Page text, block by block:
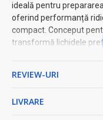
ideală pentru
oferind performanță
compact. Conceput
transformă lichidele
poate prepara băuturi
REVIEW-URI
LIVRARE